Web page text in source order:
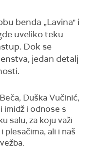
benda „Lavina" i
uveliko teku
Dok se
jedan detalj
Duška Vučinić,
imidž i odnose s
salu, za koju važi
plesačima, ali i naš